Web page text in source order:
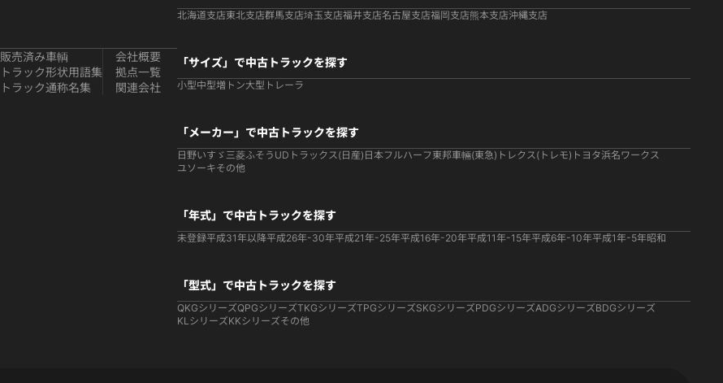
販売済み車輌
トラック形状用語集
トラック通称名集
会社概要
拠点一覧
関連会社
北海道支店東北支店群馬支店埼玉支店福井支店名古屋支店福岡支店熊本支店沖縄支店
「サイズ」で中古トラックを探す
小型中型増トン大型 トレーラ
「メーカー」で中古トラックを探す
日野いすゞ 三菱ふそう UDトラックス(日産) 日本フルハーフ 東邦車輛(東急) トレクス(トレモ) トヨタ浜名ワークス
ユソーキその他
「年式」で中古トラックを探す
未登録平成31年以降平成26年-30年平成21年-25年平成16年-20年平成11年-15年平成6年-10年平成1年-5年昭和
「型式」で中古トラックを探す
QKGシリーズQPGシリーズTKGシリーズTPGシリーズSKGシリーズPDGシリーズADGシリーズBDGシリーズ
KLシリーズKKシリーズその他